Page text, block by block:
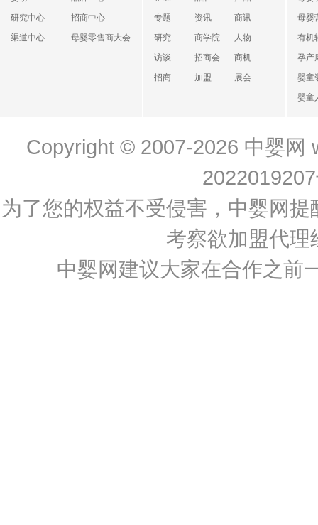
研究中心
招商中心
渠道中心
母婴零售商大会
专题
资讯
商讯
研究
商学院
人物
访谈
招商会
商机
招商
加盟 展会
母婴
有机
孕产
婴童
婴童
Copyright © 2007-2026 中婴网
为了您的权益不受侵害，中婴网
考察欲加盟代理
中婴网建议大家在合作之前